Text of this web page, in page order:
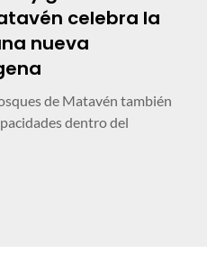
celebra la
nueva
de Matavén también
dentro del